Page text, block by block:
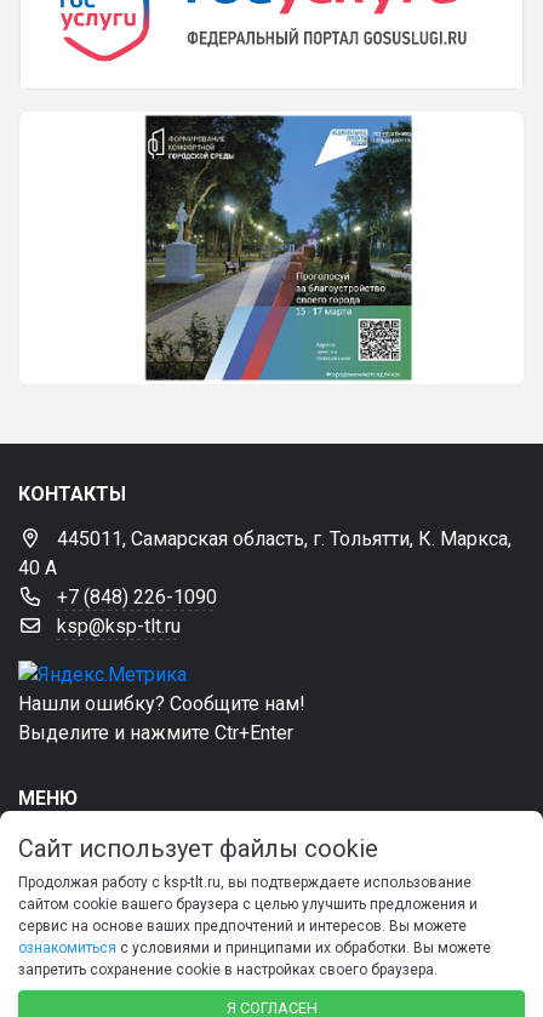
КОНТАКТЫ
445011, Самарская область, г. Тольятти, К. Маркса,
40 А
+7 (848) 226-1090
ksp@ksp-tlt.ru
Нашли ошибку? Сообщите нам!
Выделите и нажмите Ctr+Enter
МЕНЮ
Главная
О палате
Документы
Деятельность КСП
Обращения
Контакты
Сайт использует файлы cookie
Продолжая работу с ksp-tlt.ru, вы подтверждаете использование
сайтом cookie вашего браузера с целью улучшить предложения и
сервис на основе ваших предпочтений и интересов. Вы можете
ознакомиться с условиями и принципами их обработки. Вы можете
запретить сохранение cookie в настройках своего браузера.
Я СОГЛАСЕН